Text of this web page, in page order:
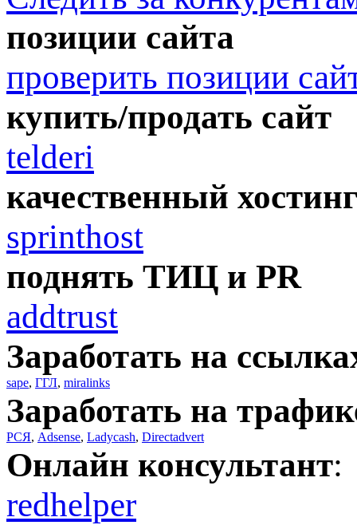
позиции сайта
проверить позиции
купить/продать сайт
telderi
качественный
sprinthost
поднять ТИЦ и PR
addtrust
Заработать на
sape, ГГЛ, miralinks
Заработать на
РСЯ, Adsense, Ladycash, Directadvert
Онлайн консультант:
redhelper